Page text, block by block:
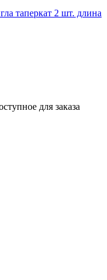
таперкат 2 шт. длина
для заказа